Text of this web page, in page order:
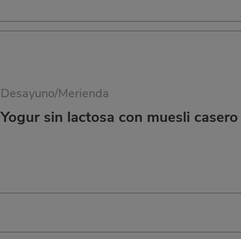
Desayuno/Merienda
Yogur sin lactosa con muesli casero